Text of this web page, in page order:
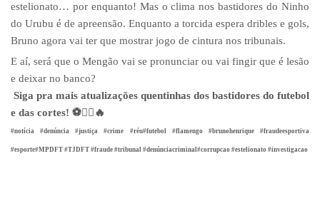
estelionato… por enquanto! Mas o clima nos bastidores do Ninho
do Urubu é de apreensão. Enquanto a torcida espera dribles e gols,
Bruno agora vai ter que mostrar jogo de cintura nos tribunais.
E aí, será que o Mengão vai se pronunciar ou vai fingir que é lesão
e deixar no banco?
Siga pra mais atualizações quentinhas dos bastidores do futebol
e das cortes! ⚽👨‍⚖️🔥
#notícia #denúncia #justiça #crime #réu#futebol #flamengo #brunohenrique #fraudeesportiva
#esporte#MPDFT #TJDFT #fraude #tribunal #denúnciacriminal#corrupcao #estelionato #investigacao